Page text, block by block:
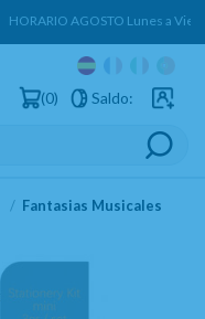
HORARIO AGOSTO Lunes a
0 Saldo:
Fantasias Musicales